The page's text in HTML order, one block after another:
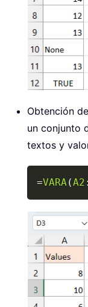
Obtención
un conjunto
textos y
=VARA(A2 :